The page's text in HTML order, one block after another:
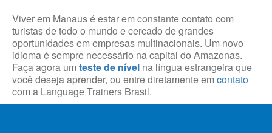
Viver em Manaus é estar em constante contato com
turistas de todo o mundo e cercado de grandes
oportunidades em empresas multinacionais. Um novo
idioma é sempre necessário na capital do Amazonas.
Faça agora um teste de nível na língua estrangeira que
você deseja aprender, ou entre diretamente em contato
com a Language Trainers Brasil.